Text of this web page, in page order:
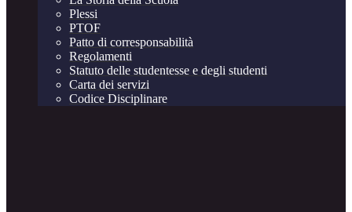
Plessi
PTOF
Patto di corresponsabilità
Regolamenti
Statuto delle studentesse e degli studenti
Carta dei servizi
Codice Disciplinare